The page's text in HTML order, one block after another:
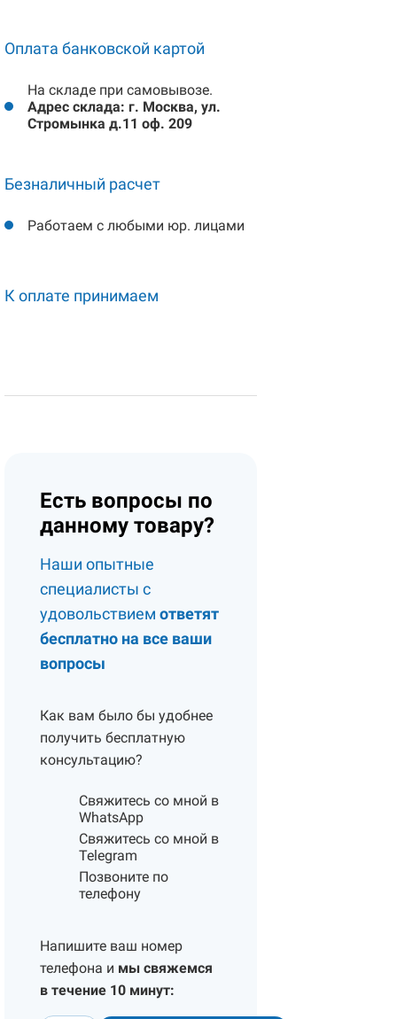
Оплата банковской картой
На складе при самовывозе.
Адрес склада: г. Москва, ул.
Стромынка д.11 оф. 209
Безналичный расчет
Работаем с любыми юр. лицами
К оплате принимаем
Есть вопросы по
данному товару?
Наши опытные
специалисты с
удовольствием ответят
бесплатно на все ваши
вопросы
Как вам было бы удобнее
получить бесплатную
консультацию?
Свяжитесь со мной в
WhatsApp
Свяжитесь со мной в
Telegram
Позвоните по
телефону
Напишите ваш номер
телефона и мы свяжемся
в течение 10 минут: